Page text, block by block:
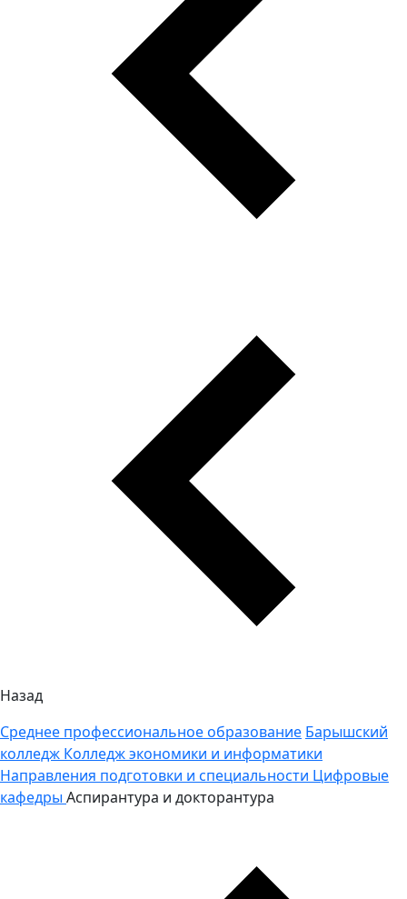
Назад
Среднее профессиональное образование Барышский
колледж Колледж экономики и информатики
Направления подготовки и специальности Цифровые
кафедры Аспирантура и докторантура